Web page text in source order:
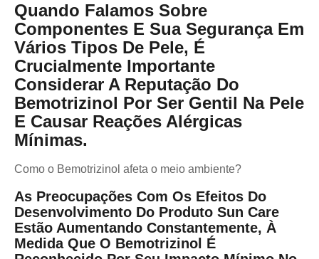
Quando Falamos Sobre
Componentes E Sua Segurança Em
Vários Tipos De Pele, É
Crucialmente Importante
Considerar A Reputação Do
Bemotrizinol Por Ser Gentil Na Pele
E Causar Reações Alérgicas
Mínimas.
Como o Bemotrizinol afeta o meio ambiente?
As Preocupações Com Os Efeitos Do
Desenvolvimento Do Produto Sun Care
Estão Aumentando Constantemente, À
Medida Que O Bemotrizinol É